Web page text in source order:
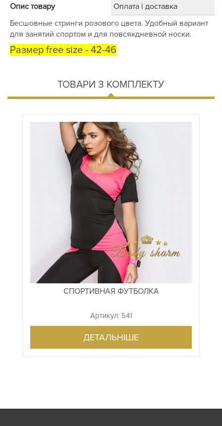
Опис товару
Оплата і доставка
Бесшовные стринги розового цвета. Удобный вариант
для занятий спортом и для повсякдневной носки.
Размер free size - 42-46
ТОВАРИ З КОМПЛЕКТУ
СПОРТИВНАЯ ФУТБОЛКА
Артикул: 541
ДЕТАЛЬНІШЕ